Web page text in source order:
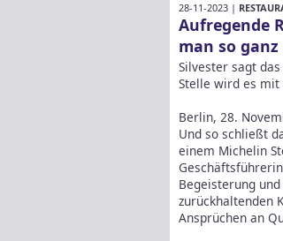
28-11-2023 |
Aufregende
man so ganz
Silvester sagt
Stelle wird es mit
Berlin, 28.
Und so schließt
einem Michelin
Begeisterung
zurückhaltenden
Ansprüchen an